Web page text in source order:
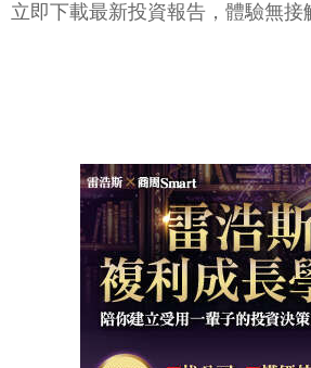
立即下載最新投資報告，體驗無接